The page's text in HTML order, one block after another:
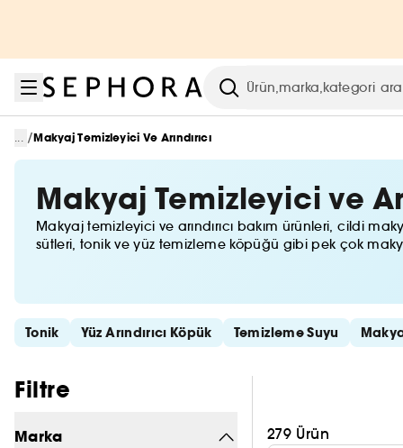
Arama
... /Makyaj Temizleyici Ve Arındırıcı
Makyaj Temizleyici ve
Makyaj temizleyici ve arındırıcı bakım ürünleri, cildi
sütleri, tonik ve yüz temizleme köpüğü gibi pek çok
Hızlı bağlantıları atla
Tonik Yüz Arındırıcı Köpük Temizleme Suyu
Filtre
Marka 279 Ürün